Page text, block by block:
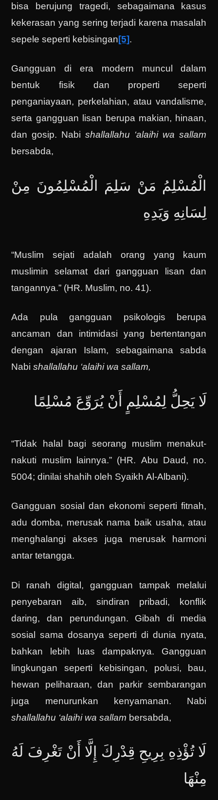
bisa berujung tragedi, sebagaimana kasus
kekerasan yang sering terjadi karena masalah
sepele seperti kebisingan[5].
Gangguan di era modern muncul dalam
bentuk fisik dan properti seperti
penganiayaan, perkelahian, atau vandalisme,
serta gangguan lisan berupa makian, hinaan,
dan gosip. Nabishallallahu ‘alaihi wa sallam
bersabda,
الْمُسْلِمُ مَنْ سَلِمَ الْمُسْلِمُونَ مِنْ
لِسَانِهِ وَيَدِهِ
“Muslim sejati adalah orang yang kaum
muslimin selamat dari gangguan lisan dan
tangannya.” (HR. Muslim, no. 41).
Ada pula gangguan psikologis berupa
ancaman dan intimidasi yang bertentangan
dengan ajaran Islam, sebagaimana sabda
Nabishallallahu ‘alaihi wa sallam,
لَا يَحِلُّ لِمُسْلِمٍ أَنْ يُرَوِّعَ مُسْلِمًا
“Tidak halal bagi seorang muslim menakut-
nakuti muslim lainnya.” (HR. Abu Daud, no.
5004; dinilai shahih oleh Syaikh Al-Albani).
Gangguan sosial dan ekonomi seperti fitnah,
adu domba, merusak nama baik usaha, atau
menghalangi akses juga merusak harmoni
antar tetangga.
Di ranah digital, gangguan tampak melalui
penyebaran aib, sindiran pribadi, konflik
daring, dan perundungan. Gibah di media
sosial sama dosanya seperti di dunia nyata,
bahkan lebih luas dampaknya. Gangguan
lingkungan seperti kebisingan, polusi, bau,
hewan peliharaan, dan parkir sembarangan
juga menurunkan kenyamanan. Nabi
shallallahu ‘alaihi wa sallam bersabda,
‌لَا ‌تُؤْذِهِ بِرِيحِ قِدْرِكَ إِلَّا أَنْ تَغْرِفَ لَهُ
مِنْهَا